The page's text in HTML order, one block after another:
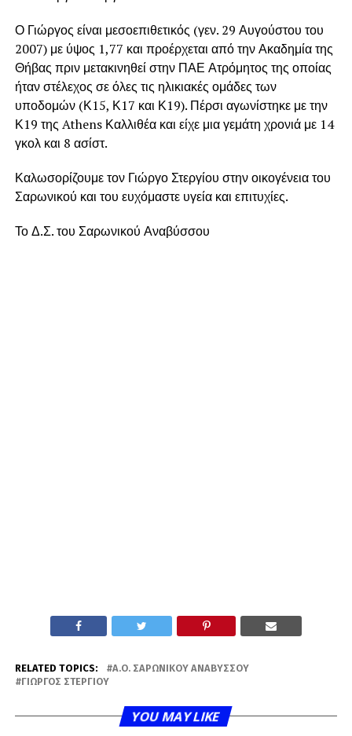
Ο Γιώργος είναι μεσοεπιθετικός (γεν. 29 Αυγούστου του
2007) με ύψος 1,77 και προέρχεται από την Ακαδημία της
Θήβας πριν μετακινηθεί στην ΠΑΕ Ατρόμητος της οποίας
ήταν στέλεχος σε όλες τις ηλικιακές ομάδες των
υποδομών (Κ15, Κ17 και Κ19). Πέρσι αγωνίστηκε με την
Κ19 της Athens Καλλιθέα και είχε μια γεμάτη χρονιά με 14
γκολ και 8 ασίστ.
Καλωσορίζουμε τον Γιώργο Στεργίου στην οικογένεια του
Σαρωνικού και του ευχόμαστε υγεία και επιτυχίες.
Το Δ.Σ. του Σαρωνικού Αναβύσσου
RELATED TOPICS:
Α.Ο. ΣΑΡΩΝΙΚΟΎ ΑΝΑΒΎΣΣΟΥ
ΓΙΏΡΓΟΣ ΣΤΕΡΓΊΟΥ
YOU MAY LIKE